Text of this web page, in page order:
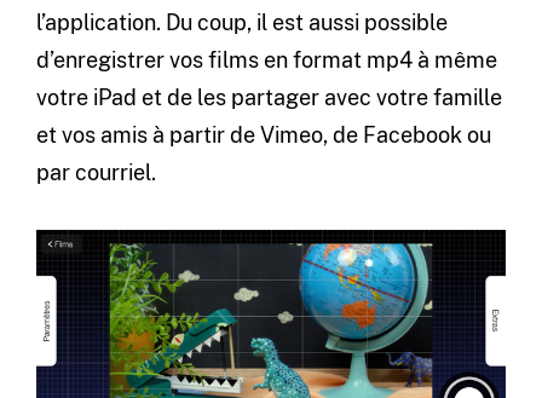
l’application. Du coup, il est aussi possible
d’enregistrer vos films en format mp4 à même
votre iPad et de les partager avec votre famille
et vos amis à partir de Vimeo, de Facebook ou
par courriel.